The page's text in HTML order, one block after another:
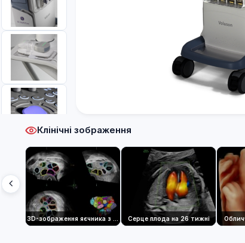
Клінічні зображення
Серце плода на 26 тижні